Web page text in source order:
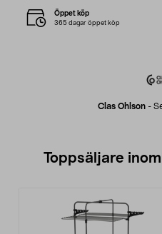
Clas Ohlson -
Öppet köp
365 dagar öppet köp
Toppsäljare